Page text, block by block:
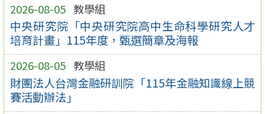
2026-08-05 教學組
中央研究院「中央研究院高中生命科學研究人才
培育計畫」115年度，甄選簡章及海報
2026-08-05 教學組
財團法人台灣金融研訓院「115年金融知識線上競
賽活動辦法」